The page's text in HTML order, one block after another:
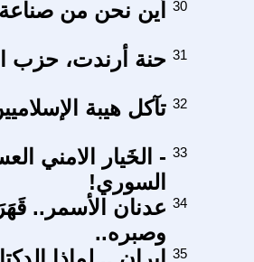
أين نحن من 30
حنة أرندت، حزب 31
تآكل هيبة 32
- الخَيار الامني
السوري!
33
عدنان الأسمر..
وصبره..
34
35